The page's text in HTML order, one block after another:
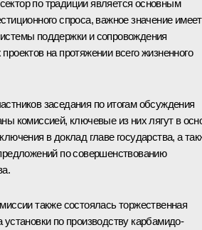
по традиции является основным
спроса, важное значение имеет
поддержки и сопровождения
на протяжении всего жизненного
заседания по итогам обсуждения
комиссией, ключевые из них лягут в
в доклад главе государства, а
по совершенствованию
также состоялась торжественная
установки по производству карбамидо-